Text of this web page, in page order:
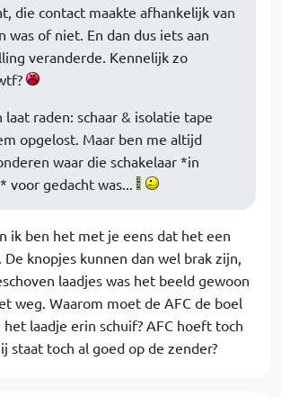
die contact maakte afhankelijk van
was of niet. En dan dus iets aan
veranderde. Kennelijk zo
laat raden: schaar & isolatie tape
opgelost. Maar ben me altijd
waar die schakelaar *in
voor gedacht was...
ik ben het met je eens dat het een
knopjes kunnen dan wel brak zijn,
laadjes was het beeld gewoon
weg. Waarom moet de AFC de boel
laadje erin schuif? AFC hoeft toch
staat toch al goed op de zender?